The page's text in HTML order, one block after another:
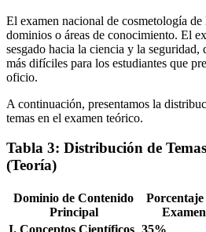
El examen nacional de cosmetología
dominios o áreas de conocimiento. El
sesgado hacia la ciencia y la seguridad,
más difíciles para los estudiantes que
oficio.
A continuación, presentamos la
temas en el examen teórico.
Tabla 3: Distribución de
(Teoría)
Dominio de Contenido
Principal
Porcentaje
Examen